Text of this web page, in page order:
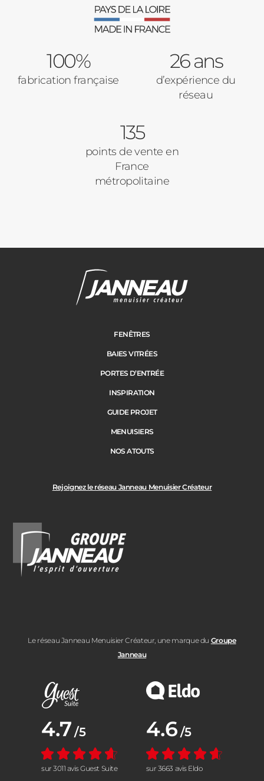
100%
fabrication française
26 ans
d’expérience du
réseau
135
points de vente en
France
métropolitaine
Rejoignez le réseau Janneau Menuisier Créateur
Le réseau Janneau Menuisier Créateur, une marque du Groupe
Janneau
FENÊTRES
BAIES VITRÉES
PORTES D’ENTRÉE
INSPIRATION
GUIDE PROJET
MENUISIERS
NOS ATOUTS
Janneau Menuisier Créateur
Note moyenne :
4.7 /5
sur 3011 avis Guest Suite
Note moyenne :
4.6 /5
sur 3663 avis Eldo